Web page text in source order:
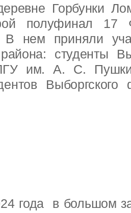
Горбунки
полуфинал 17
В нем приняли
студенты
им. А. С.
года в большом